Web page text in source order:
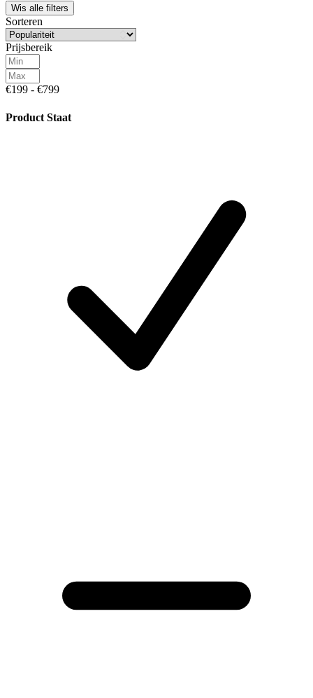
Wis alle filters
Sorteren
Prijsbereik
€199 - €799
Product Staat